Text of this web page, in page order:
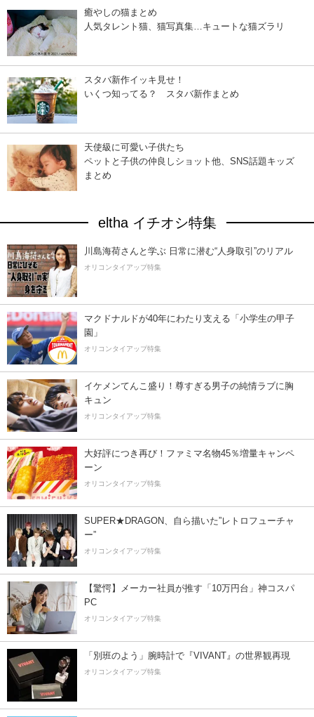
癒やしの猫まとめ
人気タレント猫、猫写真集…キュートな猫ズラリ
スタバ新作イッキ見せ！
いくつ知ってる？ スタバ新作まとめ
天使級に可愛い子供たち
ペットと子供の仲良しショット他、SNS話題キッズ
まとめ
eltha イチオシ特集
川島海荷さんと学ぶ 日常に潜む“人身取引”のリアル
オリコンタイアップ特集
マクドナルドが40年にわたり支える「小学生の甲子
園」
オリコンタイアップ特集
イケメンてんこ盛り！尊すぎる男子の純情ラブに胸
キュン
オリコンタイアップ特集
大好評につき再び！ファミマ名物45％増量キャンペ
ーン
オリコンタイアップ特集
SUPER★DRAGON、自ら描いた”レトロフューチャ
ー”
オリコンタイアップ特集
【驚愕】メーカー社員が推す「10万円台」神コスパ
PC
オリコンタイアップ特集
「別班のよう」腕時計で『VIVANT』の世界観再現
オリコンタイアップ特集